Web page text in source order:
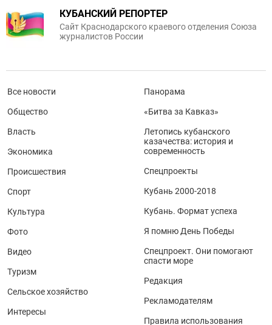
КУБАНСКИЙ РЕПОРТЕР
Сайт Краснодарского краевого отделения Союза
журналистов России
Все новости
Общество
Власть
Экономика
Происшествия
Спорт
Культура
Фото
Видео
Туризм
Сельское хозяйство
Интересы
Панорама
«Битва за Кавказ»
Летопись кубанского
казачества: история и
современность
Спецпроекты
Кубань 2000-2018
Кубань. Формат успеха
Я помню День Победы
Спецпроект. Они помогают
спасти море
Редакция
Рекламодателям
Правила использования